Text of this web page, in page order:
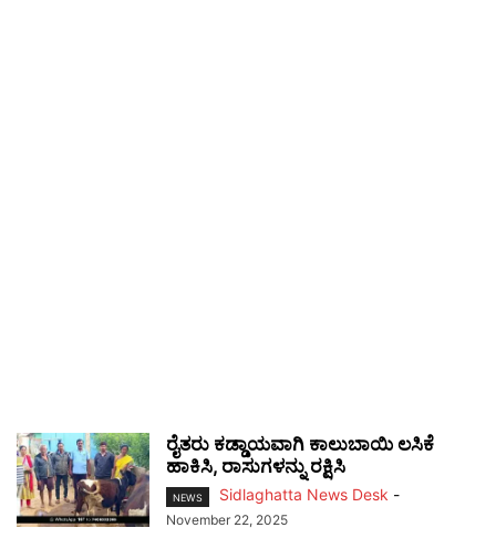
ರೈತರು ಕಡ್ಡಾಯವಾಗಿ ಕಾಲುಬಾಯಿ ಲಸಿಕೆ
ಹಾಕಿಸಿ, ರಾಸುಗಳನ್ನು ರಕ್ಷಿಸಿ
NEWS Sidlaghatta News Desk -
November 22, 2025